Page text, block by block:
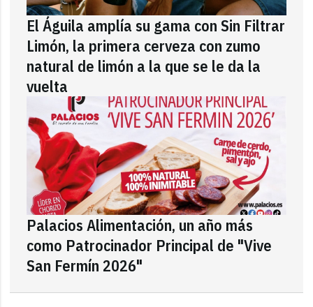
El Águila amplía su gama con Sin Filtrar
Limón, la primera cerveza con zumo
natural de limón a la que se le da la
vuelta
Palacios Alimentación, un año más
como Patrocinador Principal de "Vive
San Fermín 2026"